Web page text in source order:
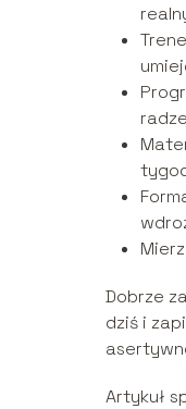
Dobrze
dziś i
Artykuł